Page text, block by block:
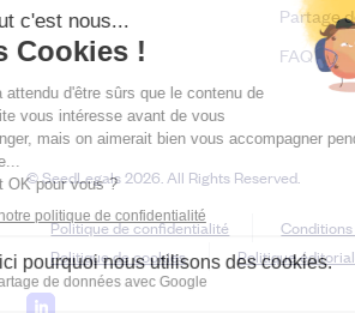
Partage
FAQ
© SeedLegals 2026. All Rights Reserved.
Politique de confidentialité
Politique de cookies
Politique